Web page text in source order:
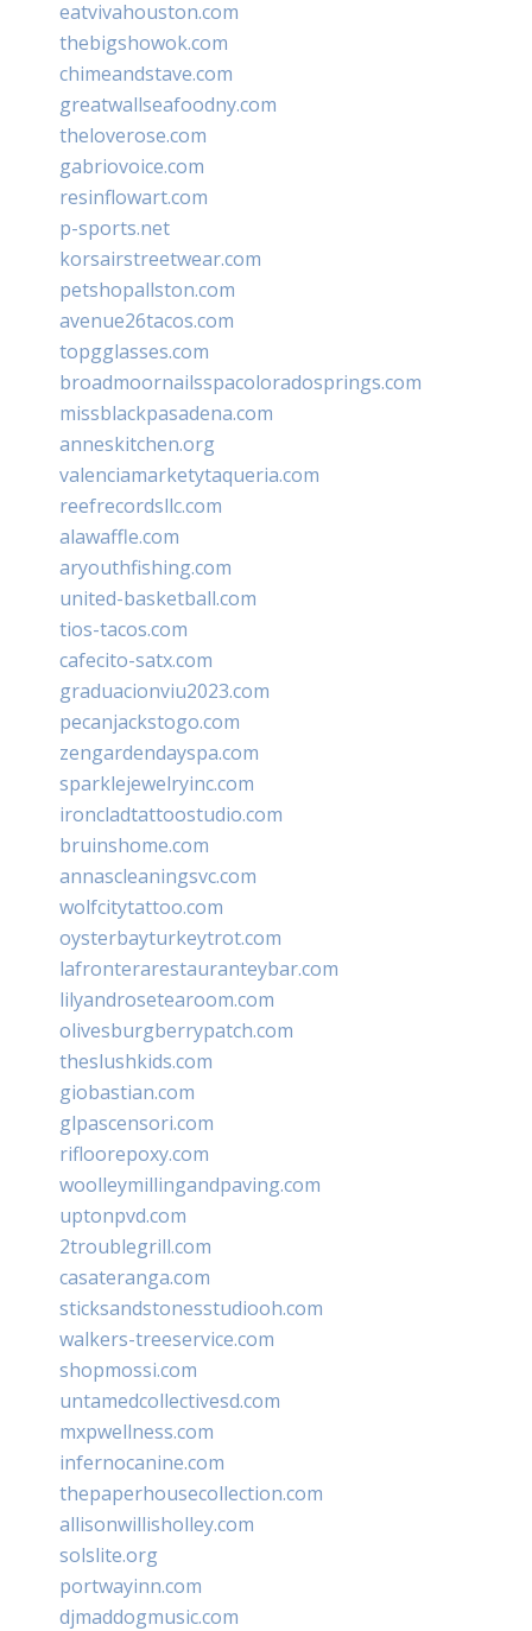
eatvivahouston.com
thebigshowok.com
chimeandstave.com
greatwallseafoodny.com
theloverose.com
gabriovoice.com
resinflowart.com
p-sports.net
korsairstreetwear.com
petshopallston.com
avenue26tacos.com
topgglasses.com
broadmoornailsspacoloradosprings.com
missblackpasadena.com
anneskitchen.org
valenciamarketytaqueria.com
reefrecordsllc.com
alawaffle.com
aryouthfishing.com
united-basketball.com
tios-tacos.com
cafecito-satx.com
graduacionviu2023.com
pecanjackstogo.com
zengardendayspa.com
sparklejewelryinc.com
ironcladtattoostudio.com
bruinshome.com
annascleaningsvc.com
wolfcitytattoo.com
oysterbayturkeytrot.com
lafronterarestauranteybar.com
lilyandrosetearoom.com
olivesburgberrypatch.com
theslushkids.com
giobastian.com
glpascensori.com
rifloorepoxy.com
woolleymillingandpaving.com
uptonpvd.com
2troublegrill.com
casateranga.com
sticksandstonesstudiooh.com
walkers-treeservice.com
shopmossi.com
untamedcollectivesd.com
mxpwellness.com
infernocanine.com
thepaperhousecollection.com
allisonwillisholley.com
solslite.org
portwayinn.com
djmaddogmusic.com